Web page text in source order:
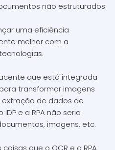
não estruturados.
uma eficiência
melhor com a
que está integrada
transformar imagens
de dados de
e a RPA não seria
imagens, etc.
que o OCR e a RPA